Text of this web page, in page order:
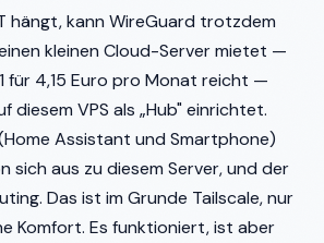
hängt, kann WireGuard trotzdem
kleinen Cloud-Server mietet —
für 4,15 Euro pro Monat reicht —
diesem VPS als „Hub" einrichtet.
Assistant und Smartphone)
sich aus zu diesem Server, und der
Das ist im Grunde Tailscale, nur
Komfort. Es funktioniert, ist aber